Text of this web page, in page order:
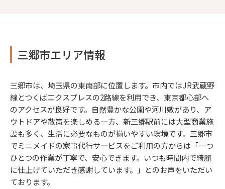
三郷市エリア情報
三郷市は、埼玉県の東南部に位置します。市内ではJR武蔵野
線とつくばエクスプレスの2路線を利用でき、東京都心部へ
のアクセスが良好です。自然豊かな公園や河川敷があり、ア
ウトドアや散策を楽しめる一方、新三郷駅前には大型商業施
設も多く、生活に必要なものが揃いやすい環境です。三郷市
でミニメイドの家事代行サービスをご利用の方からは「一つ
ひとつの作業が丁寧で、安心できます。いつも時間内で綺麗
に仕上げていただき感謝しています。」とのお声をいただい
ております。